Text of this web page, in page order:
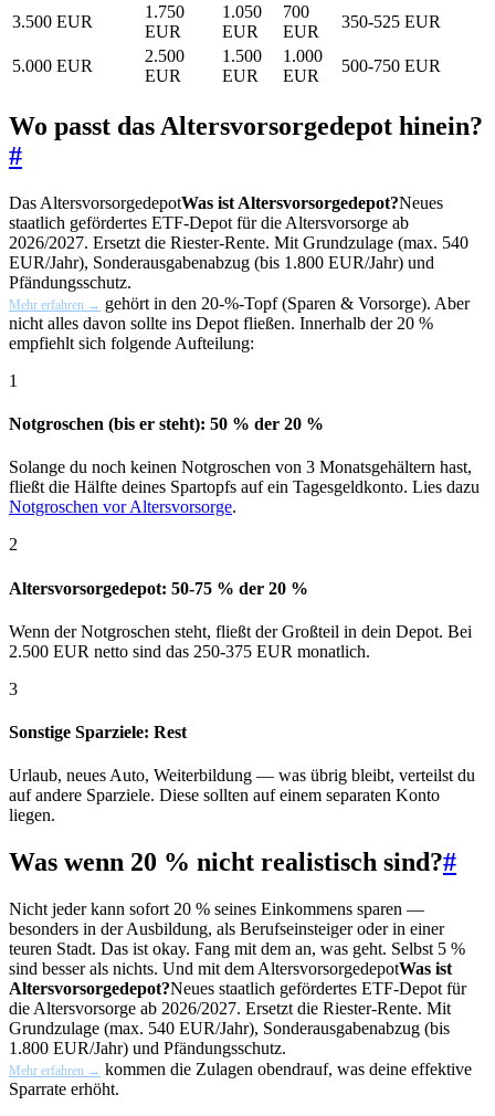
3.500 EUR
1.750
EUR
1.050
EUR
700
EUR
350-525 EUR
5.000 EUR
2.500
EUR
1.500
EUR
1.000
EUR
500-750 EUR
Wo passt das Altersvorsorgedepot hinein?
#
Das AltersvorsorgedepotWas ist Altersvorsorgedepot?Neues
staatlich gefördertes ETF-Depot für die Altersvorsorge ab
2026/2027. Ersetzt die Riester-Rente. Mit Grundzulage (max. 540
EUR/Jahr), Sonderausgabenabzug (bis 1.800 EUR/Jahr) und
Pfändungsschutz.
Mehr erfahren → gehört in den 20-%-Topf (Sparen & Vorsorge). Aber
nicht alles davon sollte ins Depot fließen. Innerhalb der 20 %
empfiehlt sich folgende Aufteilung:
1
Notgroschen (bis er steht): 50 % der 20 %
Solange du noch keinen Notgroschen von 3 Monatsgehältern hast,
fließt die Hälfte deines Spartopfs auf ein Tagesgeldkonto. Lies dazu
Notgroschen vor Altersvorsorge.
2
Altersvorsorgedepot: 50-75 % der 20 %
Wenn der Notgroschen steht, fließt der Großteil in dein Depot. Bei
2.500 EUR netto sind das 250-375 EUR monatlich.
3
Sonstige Sparziele: Rest
Urlaub, neues Auto, Weiterbildung — was übrig bleibt, verteilst du
auf andere Sparziele. Diese sollten auf einem separaten Konto
liegen.
Was wenn 20 % nicht realistisch sind?#
Nicht jeder kann sofort 20 % seines Einkommens sparen —
besonders in der Ausbildung, als Berufseinsteiger oder in einer
teuren Stadt. Das ist okay. Fang mit dem an, was geht. Selbst 5 %
sind besser als nichts. Und mit dem AltersvorsorgedepotWas ist
Altersvorsorgedepot?Neues staatlich gefördertes ETF-Depot für
die Altersvorsorge ab 2026/2027. Ersetzt die Riester-Rente. Mit
Grundzulage (max. 540 EUR/Jahr), Sonderausgabenabzug (bis
1.800 EUR/Jahr) und Pfändungsschutz.
Mehr erfahren → kommen die Zulagen obendrauf, was deine effektive
Sparrate erhöht.